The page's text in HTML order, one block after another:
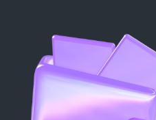
Перед началом
вносишь аванс за курс 139
рублей, твою гарантию,
нацелен на результат
Завершаешь основную
и начинаешь готовиться к